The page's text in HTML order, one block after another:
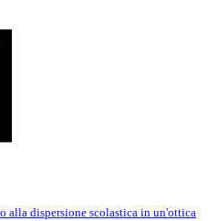
alla dispersione scolastica in un'ottica